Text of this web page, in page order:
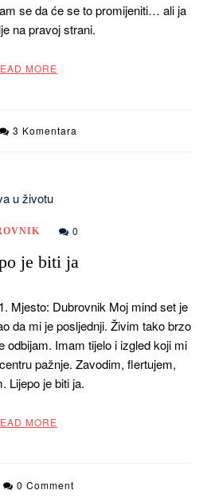
se da će se to promijeniti… ali ja
na pravoj strani.
MORE
3 Komentara
0
je biti ja
Mjesto: Dubrovnik Moj mind set je
da mi je posljednji. Živim tako brzo
odbijam. Imam tijelo i izgled koji mi
pažnje. Zavodim, flertujem,
Lijepo je biti ja.
MORE
0 Comment